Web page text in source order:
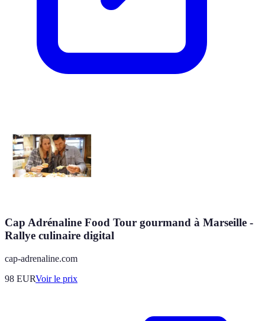
Cap Adrénaline Food Tour gourmand à Marseille -
Rallye culinaire digital
cap-adrenaline.com
98 EURVoir le prix